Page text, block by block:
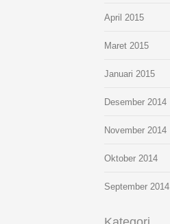
April 2015
Maret 2015
Januari 2015
Desember 2014
November 2014
Oktober 2014
September 2014